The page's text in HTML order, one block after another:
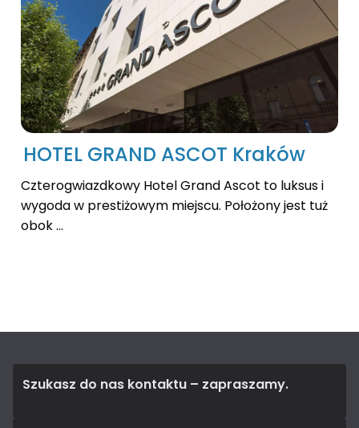
HOTEL GRAND ASCOT Kraków
Czterogwiazdkowy Hotel Grand Ascot to luksus i
wygoda w prestiżowym miejscu. Położony jest tuż
obok ...
Szukasz do nas kontaktu – zapraszamy.